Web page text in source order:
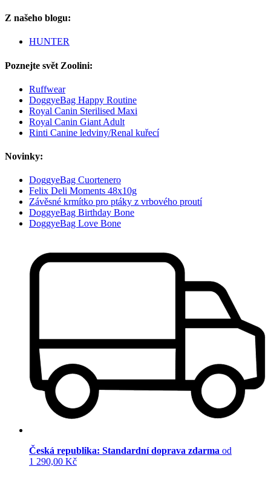
Z našeho blogu:
HUNTER
Poznejte svět Zoolini:
Ruffwear
DoggyeBag Happy Routine
Royal Canin Sterilised Maxi
Royal Canin Giant Adult
Rinti Canine ledviny/Renal kuřecí
Novinky:
DoggyeBag Cuortenero
Felix Deli Moments 48x10g
Závěsné krmítko pro ptáky z vrbového proutí
DoggyeBag Birthday Bone
DoggyeBag Love Bone
Česká republika: Standardní doprava zdarma od
1 290,00 Kč